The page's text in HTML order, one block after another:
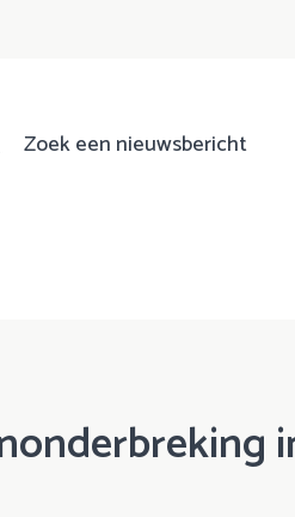
Zoek een nieuwsbericht